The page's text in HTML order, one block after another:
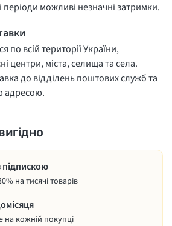
періоди можливі незначні затримки.
по всій території України,
центри, міста, селища та села.
до відділень поштових служб та
адресою.
підпискою
на тисячі товарів
кожній покупці